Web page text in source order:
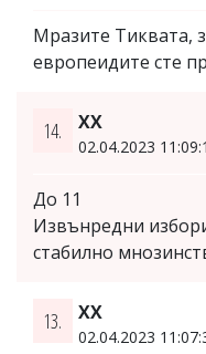
Мразите Тиквата,
европеидите стe
14. ХХ
02.04.2023
До 11
Извънредни
стабилно
13. ХХ
02.04.2023